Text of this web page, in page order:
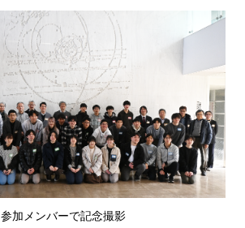
参加メンバーで記念撮影